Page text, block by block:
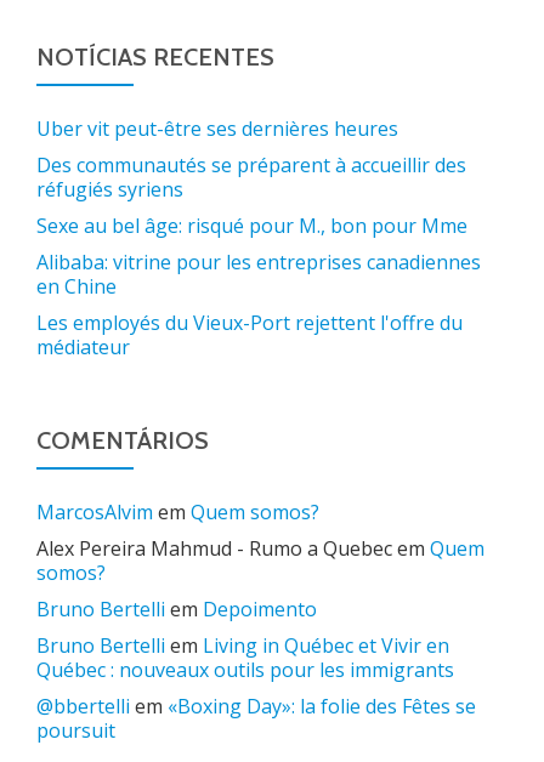
NOTÍCIAS RECENTES
Uber vit peut-être ses dernières heures
Des communautés se préparent à accueillir des
réfugiés syriens
Sexe au bel âge: risqué pour M., bon pour Mme
Alibaba: vitrine pour les entreprises canadiennes
en Chine
Les employés du Vieux-Port rejettent l'offre du
médiateur
COMENTÁRIOS
MarcosAlvim em Quem somos?
Alex Pereira Mahmud - Rumo a Quebecem Quem
somos?
Bruno Bertelli em Depoimento
Bruno Bertelli em Living in Québec et Vivir en
Québec : nouveaux outils pour les immigrants
@bbertelli em «Boxing Day»: la folie des Fêtes se
poursuit